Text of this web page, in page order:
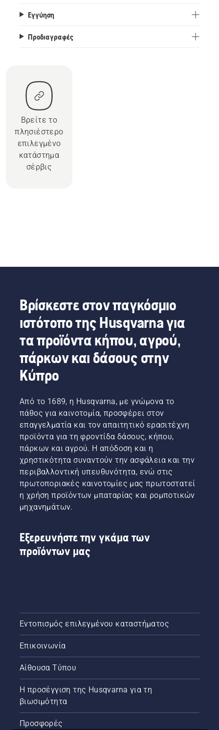
Εγγύηση
Προδιαγραφές
Βρείτε το
πλησιέστερο
επιλεγμένο
κατάστημα
σέρβις
Βρίσκεστε στον παγκόσμιο
ιστότοπο της Husqvarna για
τα προϊόντα κήπου, αγρού,
πάρκων και δάσους στην
Κύπρο
Από το 1689, η Husqvarna, με γνώμονα το
πάθος για καινοτομία, προσφέρει στον
επαγγελματία και τον απαιτητικό ερασιτέχνη
προϊόντα για τη φροντίδα δάσους, κήπου,
πάρκων και αγρού. Η απόδοση και η
χρηστικότητα συναντούν την ασφάλεια και την
περιβαλλοντική υπευθυνότητα, ενώ στις
πρωτοποριακές καινοτομίες μας πρωτοστατεί
η χρήση προϊόντων μπαταρίας και ρομποτικών
μηχανημάτων.
Εξερευνήστε την γκάμα των
προϊόντων μας
Εντοπισμός επιλεγμένου καταστήματος
Επικοινωνία
Αίθουσα Τύπου
Η προσέγγιση της Husqvarna για τη
βιωσιμότητα
Προσφορές